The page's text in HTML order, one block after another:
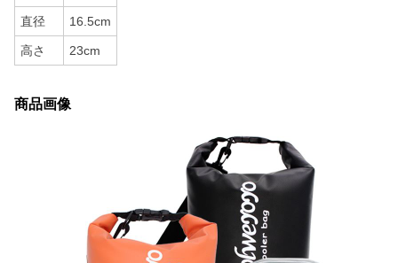
直径 16.5cm
高さ 23cm
商品画像